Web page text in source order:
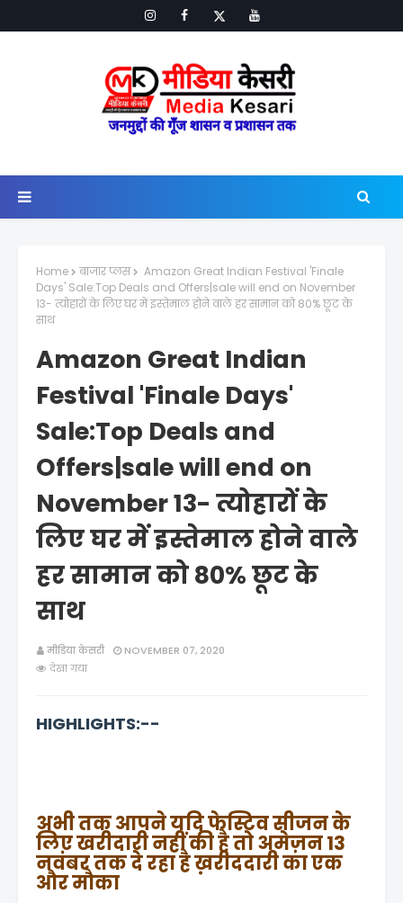
Home बाजार प्लस
Amazon Great Indian Festival 'Finale
Days' Sale:Top Deals and Offers|sale will end on November
13- त्योहारों के लिए घर में इस्तेमाल होने वाले हर सामान को 80% छूट के
साथ
Amazon Great Indian
Festival 'Finale Days'
Sale:Top Deals and
Offers|sale will end on
November 13- त्योहारों के
लिए घर में इस्तेमाल होने वाले
हर सामान को 80% छूट के
साथ
मीडिया केसरी
NOVEMBER 07, 2020
देखा गया
HIGHLIGHTS:--
अभी तक आपने यदि फेस्टिव सीजन के
लिए खरीदारी नहीं की है तो अमेज़न 13
नवंबर तक दे रहा है ख़रीददारी का एक
और मौका